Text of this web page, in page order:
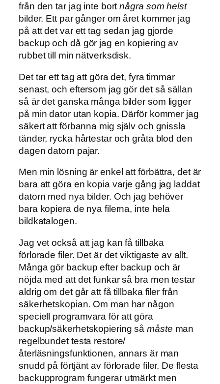
från den tar jag inte bortnågra som helst
bilder. Ett par gånger om året kommer jag
på att det var ett tag sedan jag gjorde
backup och då gör jag en kopiering av
rubbet till min nätverksdisk.
Det tar ett tag att göra det, fyra timmar
senast, och eftersom jag gör det så sällan
så är det ganska många bilder som ligger
på min dator utan kopia. Därför kommer jag
säkert att förbanna mig själv och gnissla
tänder, rycka hårtestar och gråta blod den
dagen datorn pajar.
Men min lösning är enkel att förbättra, det är
bara att göra en kopia varje gång jag laddat
datorn med nya bilder. Och jag behöver
bara kopiera de nya filerna, inte hela
bildkatalogen.
Jag vet också att jag kan få tillbaka
förlorade filer. Det är det viktigaste av allt.
Många gör backup efter backup och är
nöjda med att det funkar så bra men testar
aldrig om det går att få tillbaka filer från
säkerhetskopian. Om man har någon
speciell programvara för att göra
backup/säkerhetskopiering såmåste man
regelbundet testa restore/
återläsningsfunktionen, annars är man
snudd på förtjänt av förlorade filer. De flesta
backupprogram fungerar utmärkt men